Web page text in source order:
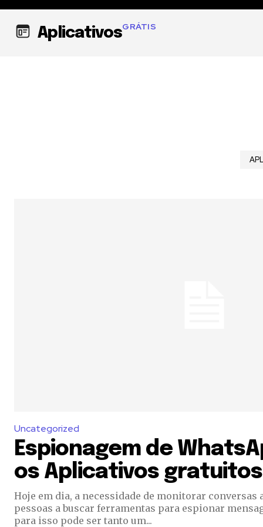
AplicativosGRÁTIS
Uncategorized
Espionagem de
os Aplicativos
Hoje em dia, a necessidade de monitorar conversas
pessoas a buscar ferramentas para espionar
para isso pode ser tanto um...